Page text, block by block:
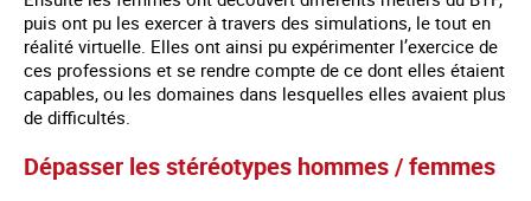
puis ont pu les exercer à travers des simulations, le tout en
réalité virtuelle. Elles ont ainsi pu expérimenter l’exercice de
ces professions et se rendre compte de ce dont elles étaient
capables, ou les domaines dans lesquelles elles avaient plus
de difficultés.
Dépasser les stéréotypes hommes / femmes